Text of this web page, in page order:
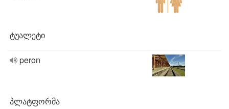
ტუალეტი
peron
პლატფორმა